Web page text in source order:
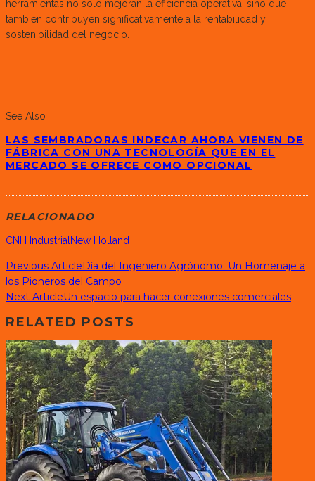
herramientas no solo mejoran la eficiencia operativa, sino que
también contribuyen significativamente a la rentabilidad y
sostenibilidad del negocio.
See Also
LAS SEMBRADORAS INDECAR AHORA VIENEN DE
FÁBRICA CON UNA TECNOLOGÍA QUE EN EL
MERCADO SE OFRECE COMO OPCIONAL
RELACIONADO
CNH IndustrialNew Holland
Previous Article Día del Ingeniero Agrónomo: Un Homenaje a
los Pioneros del Campo
Next ArticleUn espacio para hacer conexiones comerciales
RELATED POSTS